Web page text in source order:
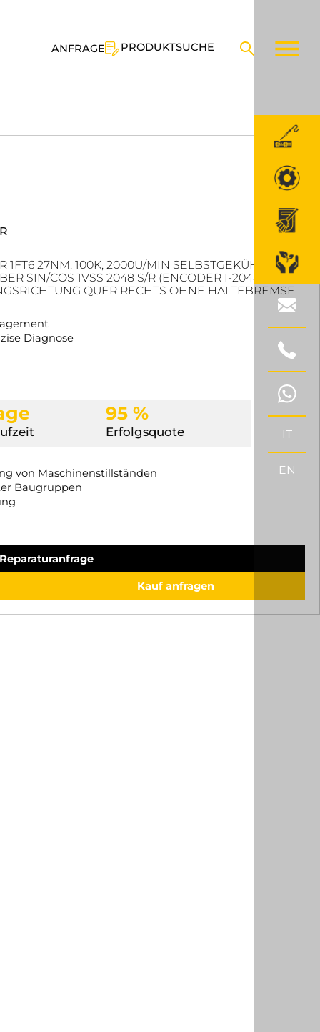
ANFRAGE PRODUKTSUCHE
IT
EN
1FT6 27NM, 100K, 2000U/MIN SELBSTGEKÜHLT, IP65
SIN/COS 1VSS 2048 S/R (ENCODER I-2048) FÜR
QUER RECHTS OHNE HALTEBREMSE
Diagnose
95 %
Erfolgsquote
von Maschinenstillständen
Baugruppen
Reparaturanfrage
Kauf anfragen